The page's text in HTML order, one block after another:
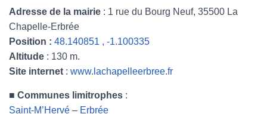
Adresse de la mairie : 1 rue du Bourg Neuf, 35500 La
Chapelle-Erbrée
Position : 48.140851 , -1.100335
Altitude : 130 m.
Site internet : www.lachapelleerbree.fr
■ Communes limitrophes :
Saint-M’Hervé – Erbrée